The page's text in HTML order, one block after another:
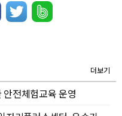
더보기
안전체험교육 운영